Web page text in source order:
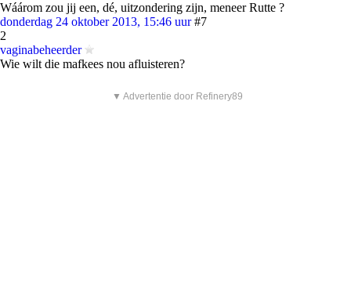
Wáárom zou jij een, dé, uitzondering zijn, meneer Rutte ?
donderdag 24 oktober 2013, 15:46 uur #7
2
vaginabeheerder
Wie wilt die mafkees nou afluisteren?
▼ Advertentie door Refinery89